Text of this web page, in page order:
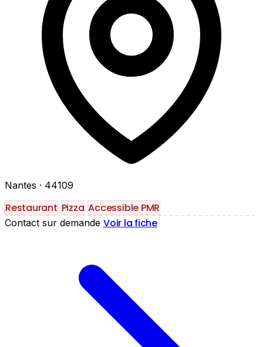
Nantes · 44109
Restaurant Pizza Accessible PMR
Contact sur demande Voir la fiche